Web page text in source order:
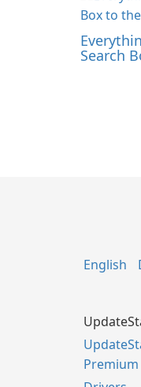
Search
English
Premium